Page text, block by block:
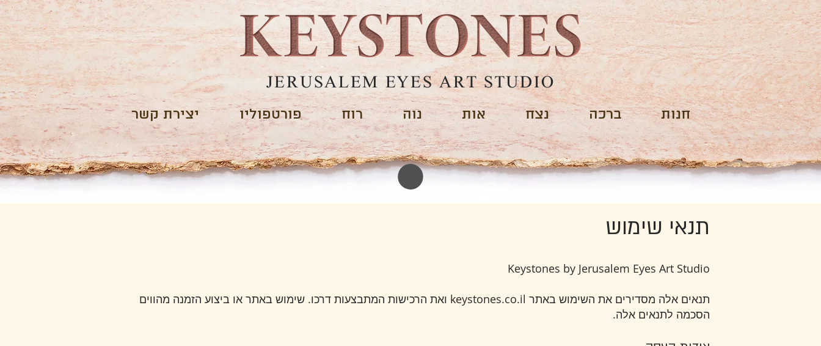
JERUSALEM EYES ART STUDIO
יצירת קשר פורטפוליו רוח נוה אות נצח ברכה חנות
תנאי שימוש
Keystones by Jerusalem Eyes Art Studio
תנאים אלה מסדירים את השימוש באתר keystones.co.il ואת הרכישות המתבצעות דרכו. שימוש באתר או ביצוע הזמנה מהווים
הסכמה לתנאים אלה.